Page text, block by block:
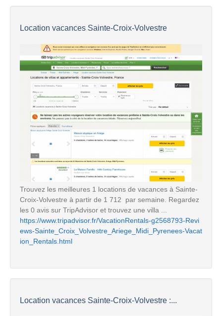
Location vacances Sainte-Croix-Volvestre
Trouvez les meilleures 1 locations de vacances à Sainte-
Croix-Volvestre à partir de 1 712  par semaine. Regardez
les 0 avis sur TripAdvisor et trouvez une villa ...
https://www.tripadvisor.fr/VacationRentals-g2568793-Revi
ews-Sainte_Croix_Volvestre_Ariege_Midi_Pyrenees-Vacat
ion_Rentals.html
Location vacances Sainte-Croix-Volvestre :...